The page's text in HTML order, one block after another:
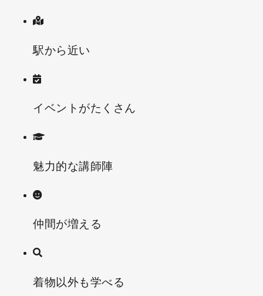
駅から近い
イベントがたくさん
魅力的な講師陣
仲間が増える
着物以外も学べる